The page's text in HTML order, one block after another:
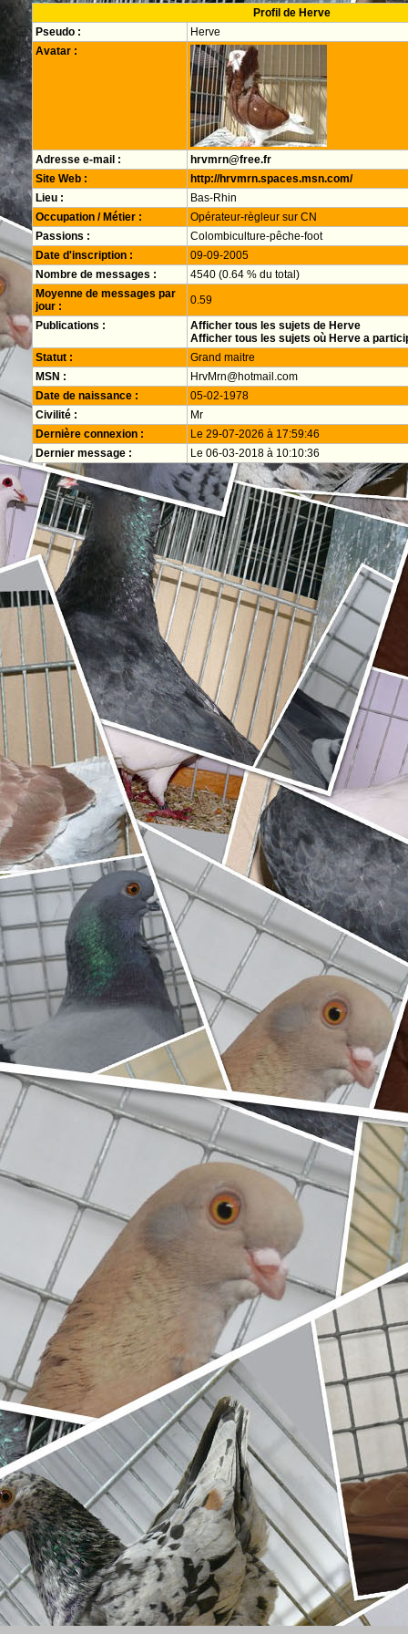
Profil de Herve
Pseudo :
Herve
Avatar :
Adresse e-mail :
hrvmrn@free.fr
Site Web :
http://hrvmrn.spaces.msn.com/
Lieu :
Bas-Rhin
Occupation / Métier :
Opérateur-règleur sur CN
Passions :
Colombiculture-pêche-foot
Date d'inscription :
09-09-2005
Nombre de messages :
4540 (0.64 % du total)
Moyenne de messages par
jour :
0.59
Publications :
Afficher tous les sujets de Herve
Afficher tous les sujets où Herve a
Statut :
Grand maitre
MSN :
HrvMrn@hotmail.com
Date de naissance :
05-02-1978
Civilité :
Mr
Dernière connexion :
Le 29-07-2026 à 17:59:46
Dernier message :
Le 06-03-2018 à 10:10:36